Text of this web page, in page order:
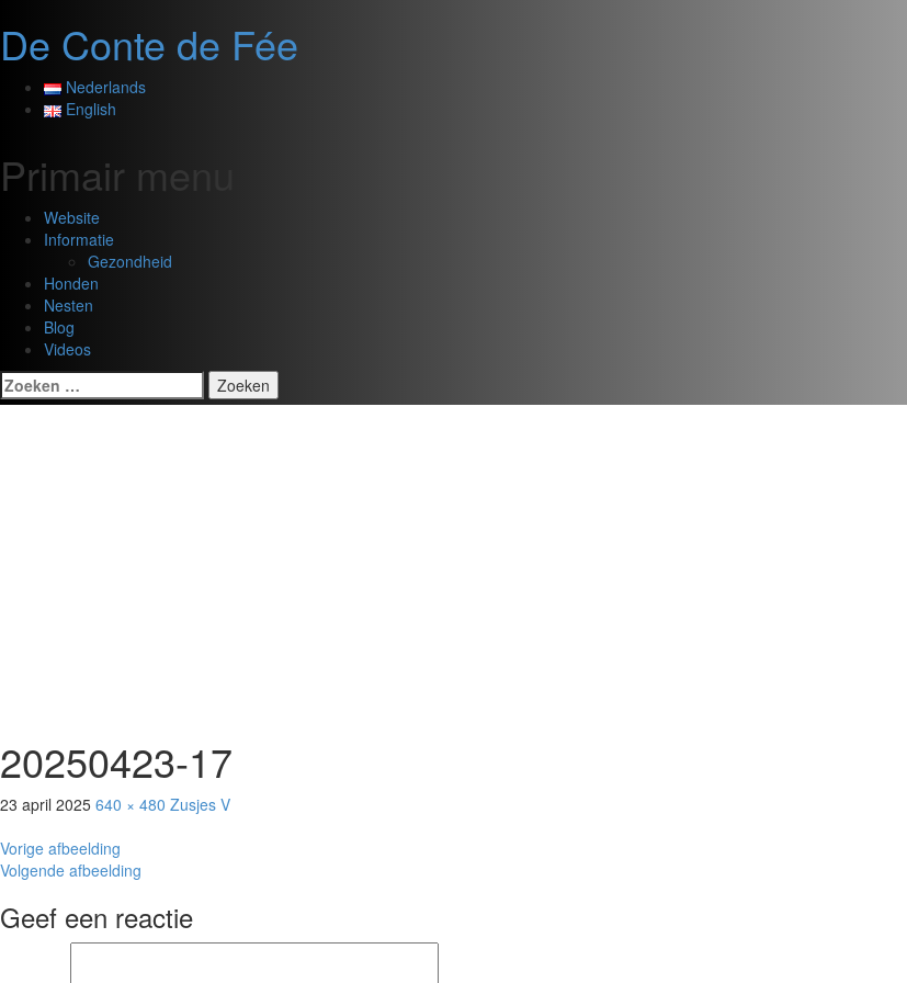
De Conte de Fée
naar
Nederlands
English
Primair menu
Website
Informatie
Gezondheid
Honden
Nesten
Blog
Videos
Zoeken
naar:
20250423-17
23 april 2025 640 × 480 Zusjes V
Vorige afbeelding
Volgende afbeelding
Geef een reactie